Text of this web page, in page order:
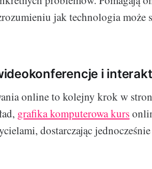
jak technologia może
i
online to kolejny krok w
grafika komputerowa kurs
dostarczając